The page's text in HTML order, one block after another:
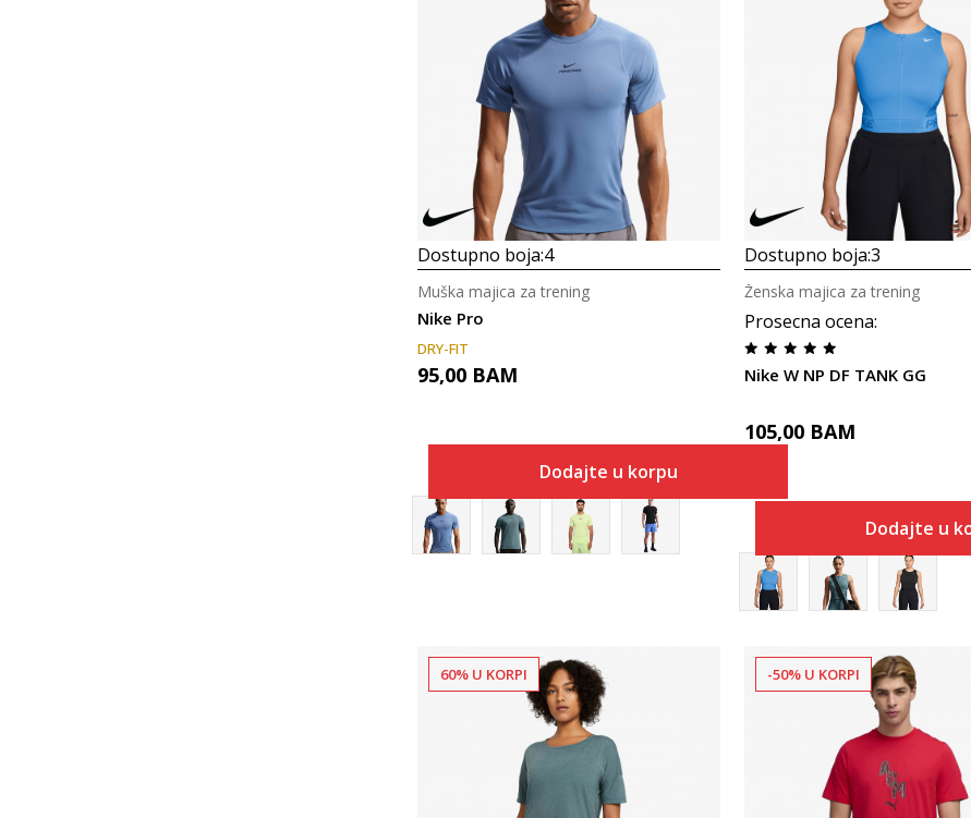
Uporedi
Dostupno boja:4
Nike Pro
Muška majica za trening
DRY-FIT
95,00 BAM
Dodajte u korpu
Uporedi
Dostupno boja:3
Prosecna ocena:
Nike W NP DF TANK GG
Ženska majica za trening
105,00 BAM
Dodajte u
Uporedi
60% U KORPI
Uporedi
-50% U KORPI